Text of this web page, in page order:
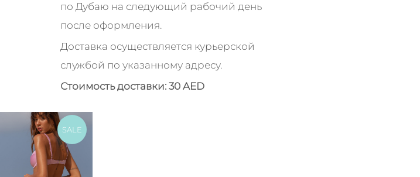
по Дубаю на следующий рабочий день
после оформления.
Доставка осуществляется курьерской
службой по указанному адресу.
Стоимость доставки: 30 AED
SALE